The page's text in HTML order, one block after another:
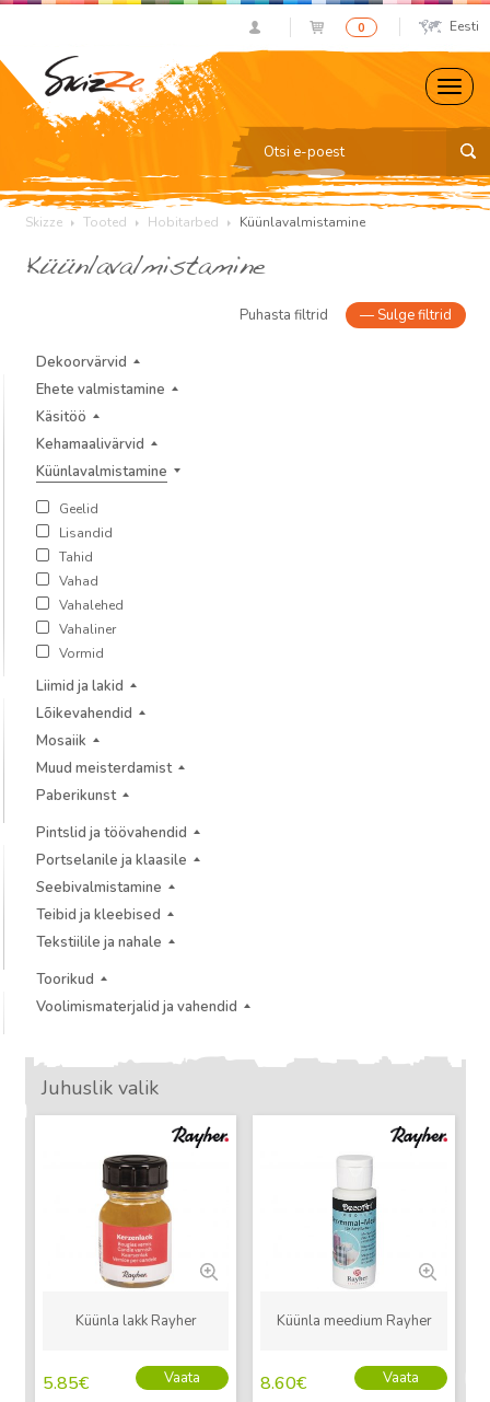
0 Eesti
Skizze Tooted Hobitarbed Küünlavalmistamine
Küünlavalmistamine
Puhasta filtrid — Sulge filtrid
Dekoorvärvid
Ehete valmistamine
Käsitöö
Kehamaalivärvid
Küünlavalmistamine
Geelid
Lisandid
Tahid
Vahad
Vahalehed
Vahaliner
Vormid
Liimid ja lakid
Lõikevahendid
Mosaiik
Muud meisterdamist
Paberikunst
Pintslid ja töövahendid
Portselanile ja klaasile
Seebivalmistamine
Teibid ja kleebised
Tekstiilile ja nahale
Toorikud
Voolimismaterjalid ja vahendid
Juhuslik valik
Küünla lakk Rayher
5.85€ Vaata
Küünla meedium Rayher
8.60€ Vaata